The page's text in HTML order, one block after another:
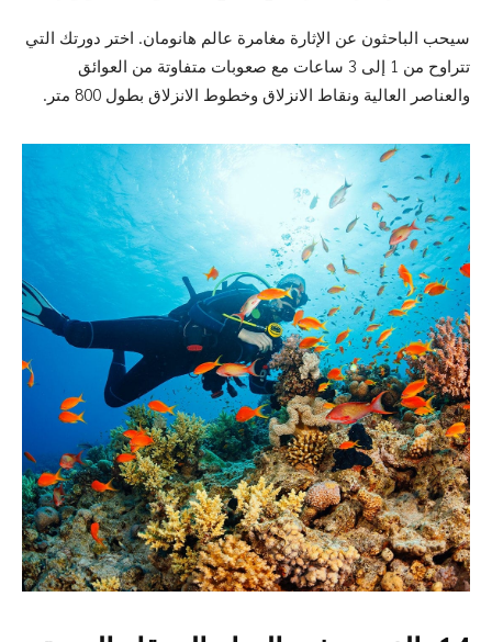
سيحب الباحثون عن الإثارة مغامرة عالم هانومان. اختر دورتك التي
تتراوح من 1 إلى 3 ساعات مع صعوبات متفاوتة من العوائق
والعناصر العالية ونقاط الانزلاق وخطوط الانزلاق بطول 800 متر.